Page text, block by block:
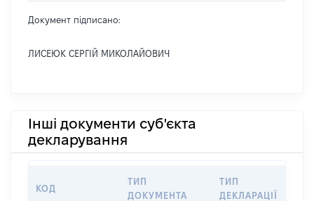
Документ підписано:
ЛИСЕЮК СЕРГІЙ МИКОЛАЙОВИЧ
Інші документи суб'єкта
декларування
КОД
ТИП
ДОКУМЕНТА
ТИП
ДЕКЛАРАЦІЇ